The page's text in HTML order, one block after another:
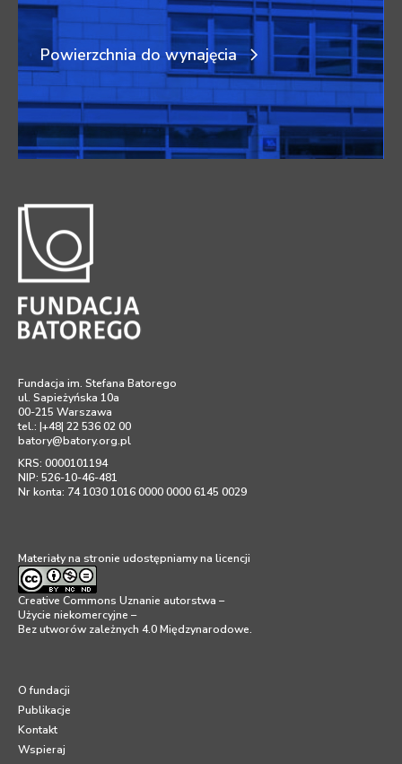
Fundacja im. Stefana Batorego
ul. Sapieżyńska 10a
00-215 Warszawa
tel.: |+48| 22 536 02 00
batory@batory.org.pl
KRS: 0000101194
NIP: 526-10-46-481
Nr konta: 74 1030 1016 0000 0000 6145 0029
Materiały na stronie udostępniamy na licencji
Creative Commons Uznanie autorstwa –
Użycie niekomercyjne –
Bez utworów zależnych 4.0 Międzynarodowe.
O fundacji
Publikacje
Kontakt
Wspieraj
Powierzchnia do wynajęcia